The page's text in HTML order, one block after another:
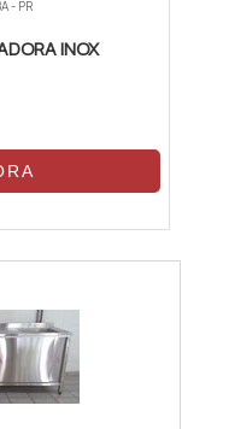
- PR
INOX